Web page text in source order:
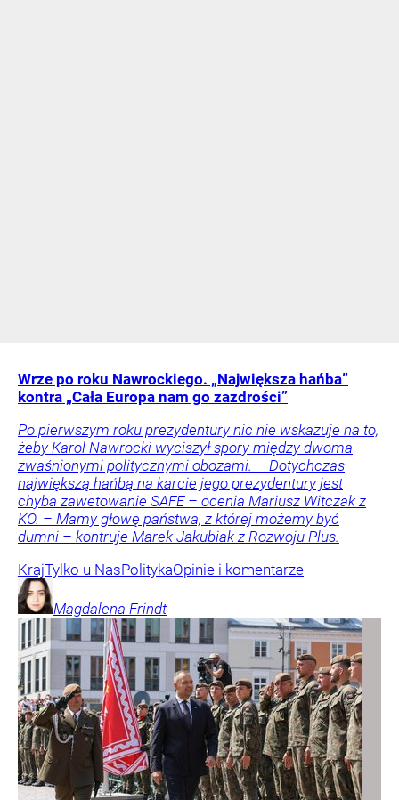
Wrze po roku Nawrockiego. „Największa hańba”
kontra „Cała Europa nam go zazdrości”
Po pierwszym roku prezydentury nic nie wskazuje na to,
żeby Karol Nawrocki wyciszył spory między dwoma
zwaśnionymi politycznymi obozami. – Dotychczas
największą hańbą na karcie jego prezydentury jest
chyba zawetowanie SAFE – ocenia Mariusz Witczak z
KO. – Mamy głowę państwa, z której możemy być
dumni – kontruje Marek Jakubiak z Rozwoju Plus.
KrajTylko u NasPolitykaOpinie i komentarze
Magdalena Frindt